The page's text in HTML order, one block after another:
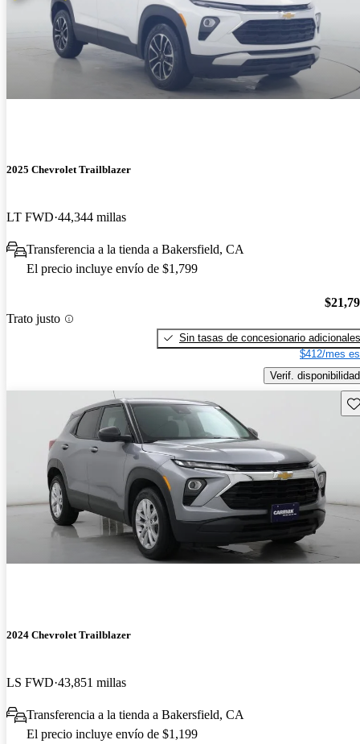
2025 Chevrolet Trailblazer
LT FWD 44,344 millas
Transferencia a la tienda a Bakersfield, CA
El precio incluye envío de $1,799
Trato justo
Sin tasas de concesionario adicionales
$412/mes
Verif. disponibilidad
2024 Chevrolet Trailblazer
LS FWD 43,851 millas
Transferencia a la tienda a Bakersfield, CA
El precio incluye envío de $1,199